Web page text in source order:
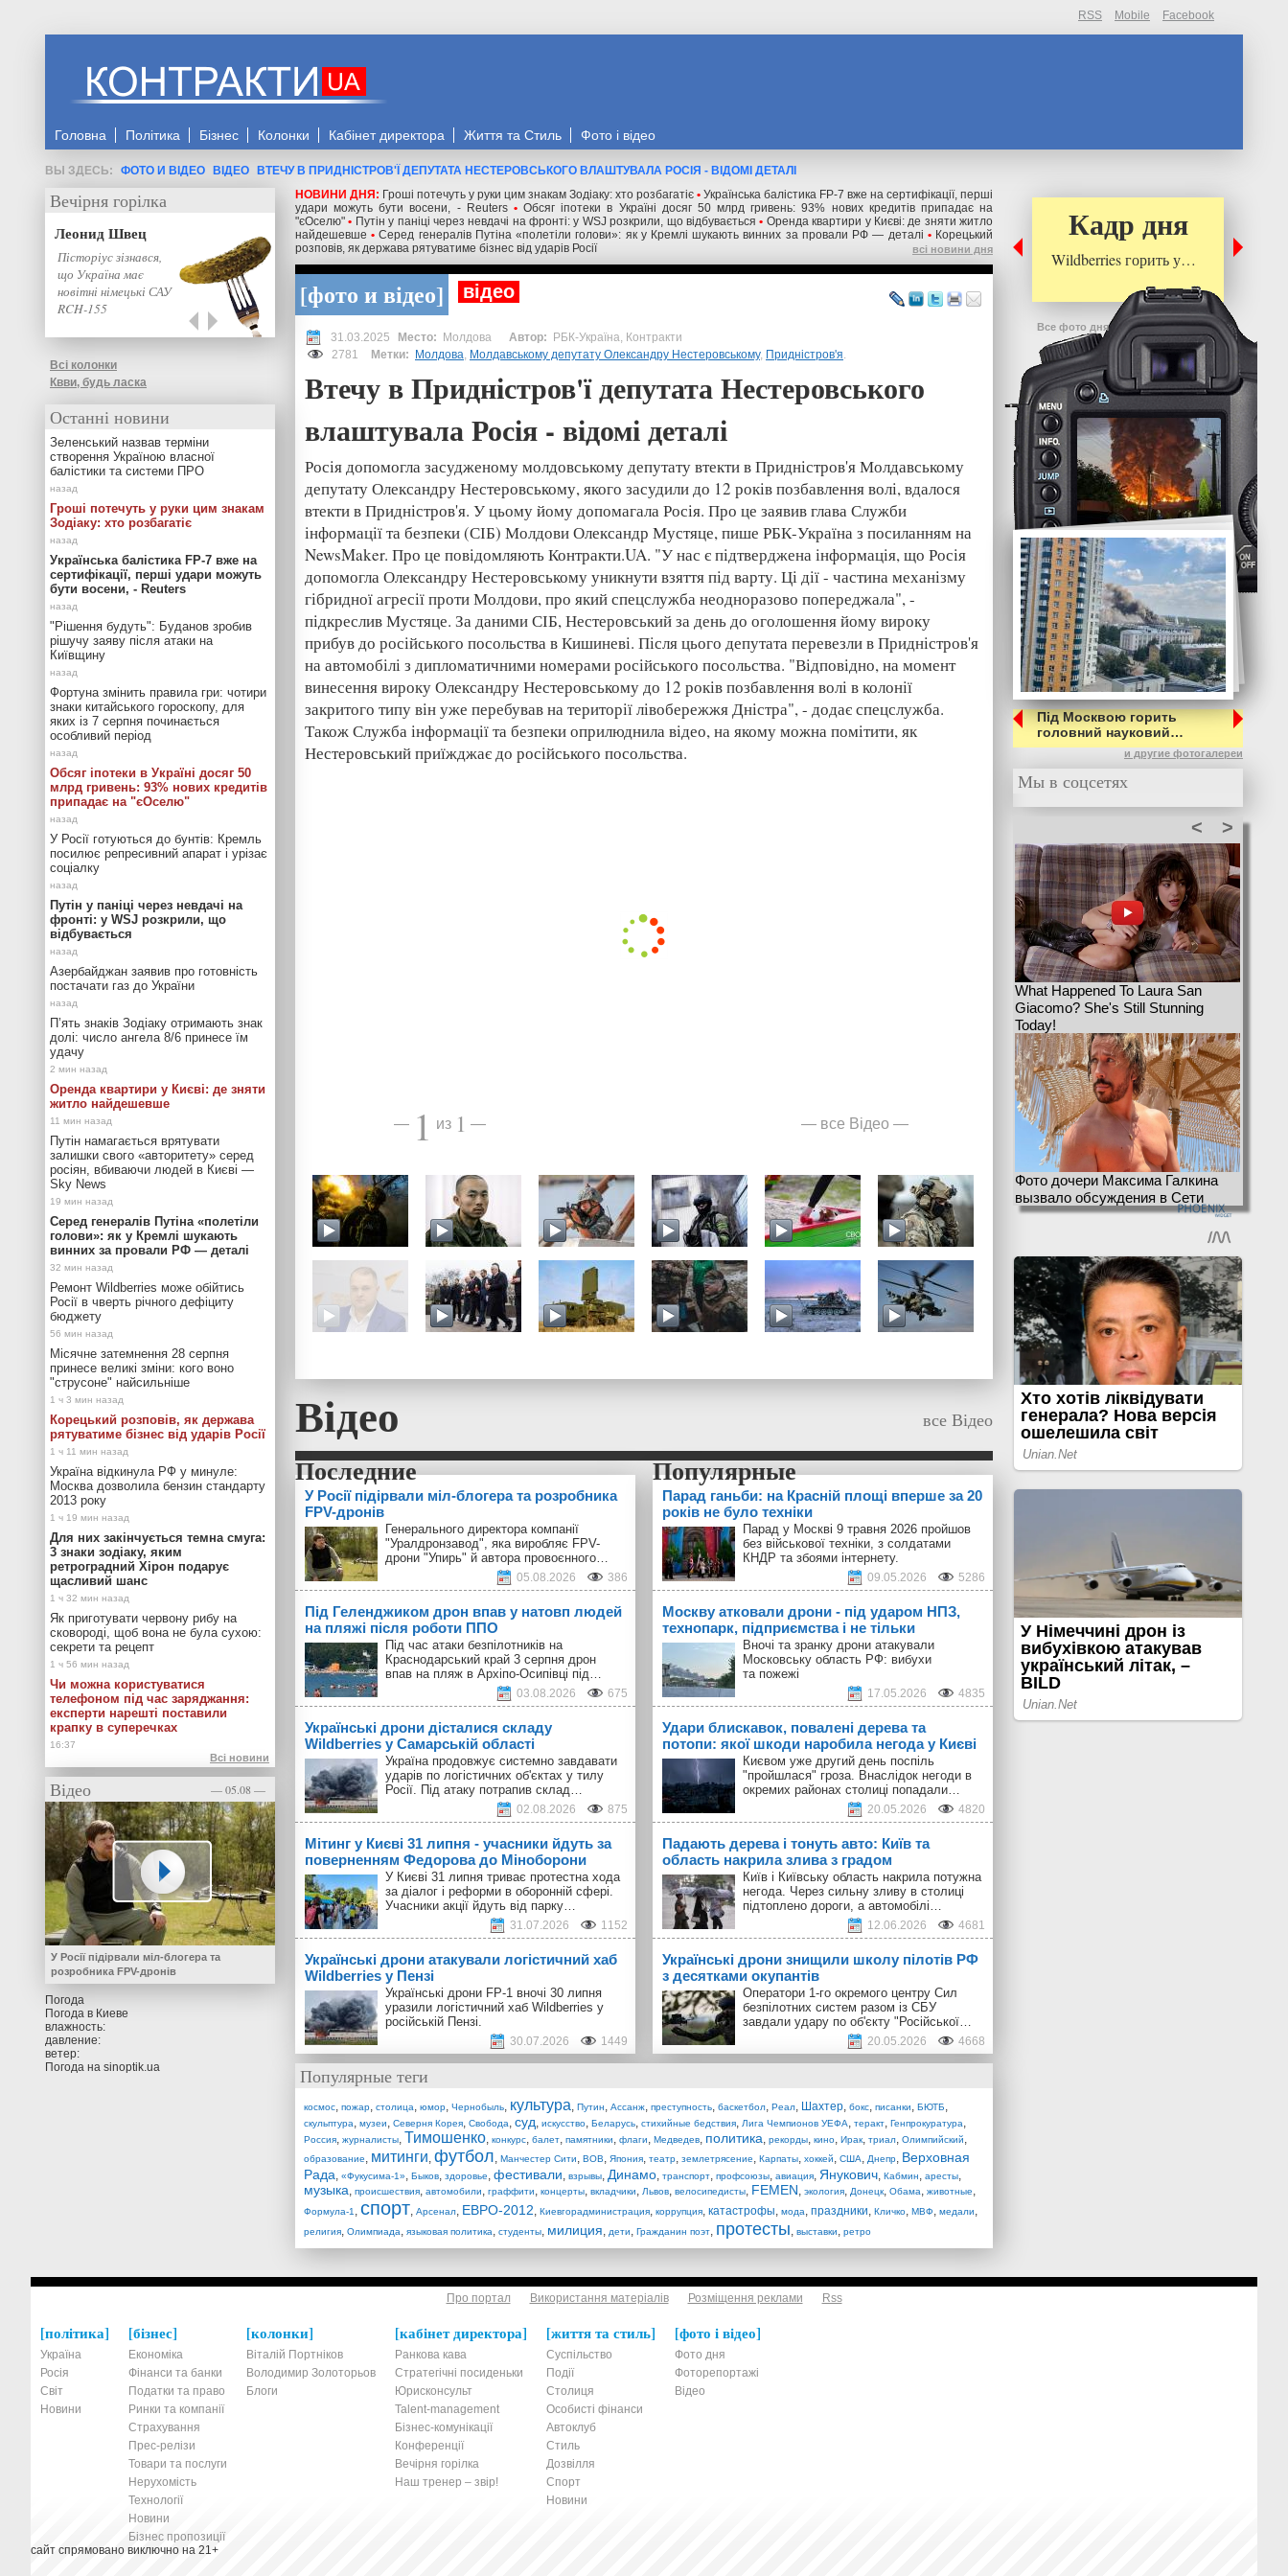
RSS Mobile Facebook
Головна Політика Бізнес Колонки Кабінет директора Життя та Стиль Фото і відео
ФОТО И ВІДЕО ВІДЕО
ВТЕЧУ В ПРИДНІСТРОВ'Ї ДЕПУТАТА НЕСТЕРОВСЬКОГО ВЛАШТУВАЛА РОСІЯ - ВІДОМІ ДЕТАЛІ
НОВИНИ ДНЯ: Гроші потечуть у руки цим знакам Зодіаку: хто розбагатіє • Українська балістика FP-7 вже на сертифікації, перші
удари можуть бути восени, - Reuters • Обсяг іпотеки в Україні досяг 50 млрд гривень: 93% нових кредитів припадає на
"єОселю" • Путін у паніці через невдачі на фронті: у WSJ розкрили, що відбувається • Оренда квартири у Києві: де зняти житло
найдешевше • Серед генералів Путіна «полетіли голови»: як у Кремлі шукають винних за провали РФ — деталі • Корецький
розповів, як держава рятуватиме бізнес від ударів Росії
всі новини дня
фото и відео відео
31.03.2025 Молдова
РБК-Україна, Контракти
2781
Метки: Молдова, Молдавському депутату Олександру Нестеровському, Придністров'я.
Втечу в Придністров'ї депутата Нестеровського
влаштувала Росія - відомі деталі
Росія допомогла засудженому молдовському депутату втекти в Придністров'я Молдавському
депутату Олександру Нестеровському, якого засудили до 12 років позбавлення волі, вдалося
втекти в Придністров'я. У цьому йому допомагала Росія. Про це заявив глава Служби
інформації та безпеки (СІБ) Молдови Олександр Мустяце, пише РБК-Україна з посиланням на
NewsMaker. Про це повідомляють Контракти.UA. "У нас є підтверджена інформація, що Росія
допомогла Олександру Нестеровському уникнути взяття під варту. Ці дії - частина механізму
гібридної агресії проти Молдови, про який спецслужба неодноразово попереджала", -
підкреслив Мустяце. За даними СІБ, Нестеровський за день до оголошення йому вироку
прибув до російського посольства в Кишиневі. Після цього депутата перевезли в Придністров'я
на автомобілі з дипломатичними номерами російського посольства. "Відповідно, на момент
винесення вироку Олександру Нестеровському до 12 років позбавлення волі в колонії
закритого типу він уже перебував на території лівобережжя Дністра", - додає спецслужба.
Також Служба інформації та безпеки оприлюднила відео, на якому можна помітити, як
Нестеровський приїжджає до російського посольства.
— 1 из 1 — — все Відео —
Відео все Відео
У Росії підірвали міл-блогера та розробника
FPV-дронів
Генерального директора компанії
"Уралдронзавод", яка виробляє FPV-
дрони "Упирь" й автора провоєнного…
05.08.2026 386
Під Геленджиком дрон впав у натовп людей
на пляжі після роботи ППО
Під час атаки безпілотників на
Краснодарський край 3 серпня дрон
впав на пляж в Архіпо-Осипівці під…
03.08.2026 675
Українські дрони дісталися складу
Wildberries у Самарській області
Україна продовжує системно завдавати
ударів по логістичних об'єктах у тилу
Росії. Під атаку потрапив склад…
02.08.2026 875
Мітинг у Києві 31 липня - учасники йдуть за
поверненням Федорова до Міноборони
У Києві 31 липня триває протестна хода
за діалог і реформи в оборонній сфері.
Учасники акції йдуть від парку…
31.07.2026 1152
Українські дрони атакували логістичний хаб
Wildberries у Пензі
Українські дрони FP-1 вночі 30 липня
уразили логістичний хаб Wildberries у
російській Пензі.
30.07.2026 1449
Парад ганьби: на Красній площі вперше за 20
років не було техніки
Парад у Москві 9 травня 2026 пройшов
без військової техніки, з солдатами
КНДР та збоями інтернету.
09.05.2026 5286
Москву атковали дрони - під ударом НПЗ,
технопарк, підприємства і не тільки
Вночі та зранку дрони атакували
Московську область РФ: вибухи
та пожежі
17.05.2026 4835
Удари блискавок, повалені дерева та
потопи: якої шкоди наробила негода у Києві
Києвом уже другий день поспіль
"пройшлася" гроза. Внаслідок негоди в
окремих районах столиці попадали…
20.05.2026 4820
Падають дерева і тонуть авто: Київ та
область накрила злива з градом
Київ і Київську область накрила потужна
негода. Через сильну зливу в столиці
підтоплено дороги, а автомобілі…
12.06.2026 4681
Українські дрони знищили школу пілотів РФ
з десятками окупантів
Оператори 1-го окремого центру Сил
безпілотних систем разом із СБУ
завдали удару по об'єкту "Російської…
20.05.2026 4668
Популярные теги
космос, пожар, столица, юмор, Чернобыль, культура, Путин, Ассанж, преступность, баскетбол, Реал, Шахтер, бокс, писанки, БЮТБ,
скульптура, музеи, Северня Корея, Свобода, суд, искусство, Беларусь, стихийные бедствия, Лига Чемпионов УЕФА, теракт, Генпрокуратура,
Россия, журналисты, Тимошенко, конкурс, балет, памятники, флаги, Медведев, политика, рекорды, кино, Ирак, триал, Олимпийский,
образование, митинги, футбол, Манчестер Сити, ВОВ, Япония, театр, землетрясение, Карпаты, хоккей, США, Днепр, Верховная
Рада, «Фукусима-1», Быков, здоровье, фестивали, взрывы, Динамо, транспорт, профсоюзы, авиация, Янукович, Кабмин, аресты,
музыка, происшествия, автомобили, граффити, концерты, вкладчики, Львов, велосипедисты, FEMEN, экология, Донецк, Обама, животные,
Формула-1 , спорт, Арсенал, ЕВРО-2012, Киевгорадминистрация, коррупция, катастрофы, мода, праздники, Кличко, МВФ, медали,
религия, Олимпиада, языковая политика, студенты, милиция, дети, Гражданин поэт, протесты, выставки, ретро
Вечірня горілка
Леонид Швец
Пісторіус зізнався,
що Україна має
новітні німецькі САУ
RCH-155
Всі колонки
Квви, будь ласка
Останні новини
Зеленський назвав терміни
створення Україною власної
балістики та системи ПРО
Гроші потечуть у руки цим знакам
Зодіаку: хто розбагатіє
Українська балістика FP-7 вже на
сертифікації, перші удари можуть
бути восени, - Reuters
"Рішення будуть": Буданов зробив
рішучу заяву після атаки на
Київщину
Фортуна змінить правила гри: чотири
знаки китайського гороскопу, для
яких із 7 серпня починається
особливий період
Обсяг іпотеки в Україні досяг 50
млрд гривень: 93% нових кредитів
припадає на "єОселю"
У Росії готуються до бунтів: Кремль
посилює репресивний апарат і урізає
соціалку
Путін у паніці через невдачі на
фронті: у WSJ розкрили, що
відбувається
Азербайджан заявив про готовність
постачати газ до України
П’ять знаків Зодіаку отримають знак
долі: число ангела 8/6 принесе їм
удачу
Оренда квартири у Києві: де зняти
житло найдешевше
Путін намагається врятувати
залишки свого «авторитету» серед
росіян, вбиваючи людей в Києві —
Sky News
Серед генералів Путіна «полетіли
голови»: як у Кремлі шукають
винних за провали РФ — деталі
Ремонт Wildberries може обійтись
Росії в чверть річного дефіциту
бюджету
Місячне затемнення 28 серпня
принесе великі зміни: кого воно
"струсоне" найсильніше
Корецький розповів, як держава
рятуватиме бізнес від ударів Росії
Україна відкинула РФ у минуле:
Москва дозволила бензин стандарту
2013 року
Для них закінчується темна смуга:
3 знаки зодіаку, яким
ретроградний Хірон подарує
щасливий шанс
Як приготувати червону рибу на
сковороді, щоб вона не була сухою:
секрети та рецепт
Чи можна користуватися
телефоном під час заряджання:
експерти нарешті поставили
крапку в суперечках
Всі новини
Відео — 05.08 —
У Росії підірвали міл-блогера та
розробника FPV-дронів
Погода
Погода в Киеве
влажность:
давление:
ветер:
Погода на sinoptik.ua
Кадр дня
Wildberries горить у…
Все фото дня
Під Москвою горить
головний науковий…
и другие фотогалереи
Мы в соцсетях
>
<
What Happened To Laura San
Giacomo? She's Still Stunning
Today!
Фото дочери Максима Галкина
вызвало обсуждения в Сети
Про портал Використання матеріалів Розміщення реклами Rss
політика
Україна
Росія
Світ
Новини
бізнес
Економіка
Фінанси та банки
Податки та право
Ринки та компанії
Страхування
Прес-релізи
Товари та послуги
Нерухомість
Технології
Новини
Бізнес пропозиції
колонки
Віталій Портніков
Володимир Золоторьов
Блоги
кабінет директора
Ранкова кава
Стратегічні посиденьки
Юрисконсульт
Talent-management
Бізнес-комунікації
Конференції
Вечірня горілка
Наш тренер – звір!
життя та стиль
Суспільство
Події
Столиця
Особисті фінанси
Автоклуб
Стиль
Дозвілля
Спорт
Новини
фото і відео
Фото дня
Фоторепортажі
Відео
сайт спрямовано виключно на 21+